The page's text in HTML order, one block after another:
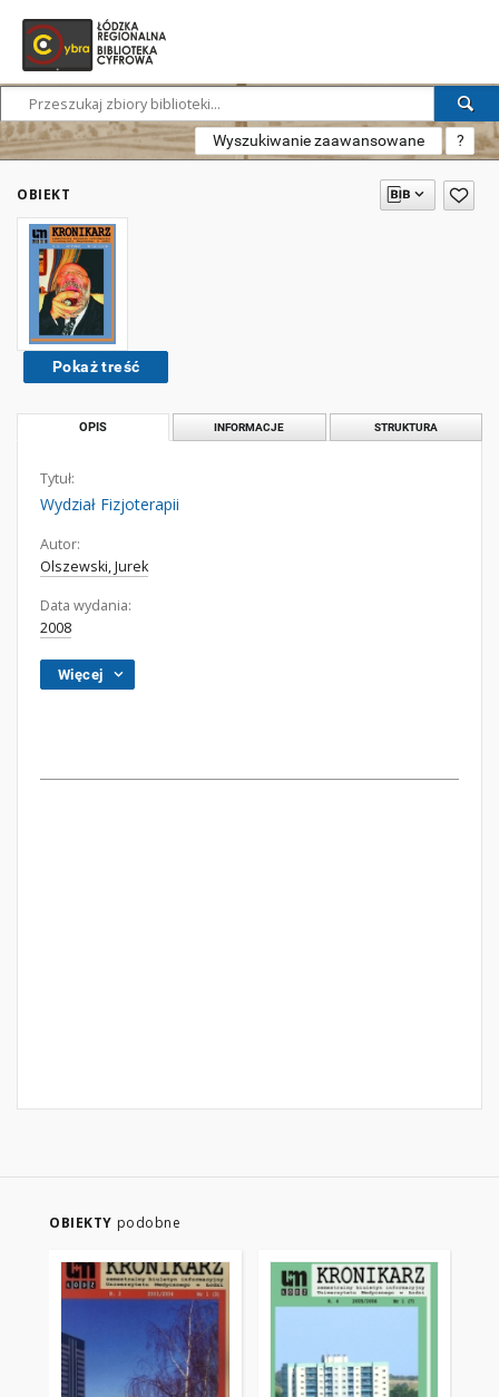
Wyszukiwanie zaawansowane ?
OBIEKT
Pokaż treść
OPIS INFORMACJE STRUKTURA
Tytuł:
Wydział Fizjoterapii
Autor:
Olszewski, Jurek
Data wydania:
2008
Więcej
OBIEKTY podobne